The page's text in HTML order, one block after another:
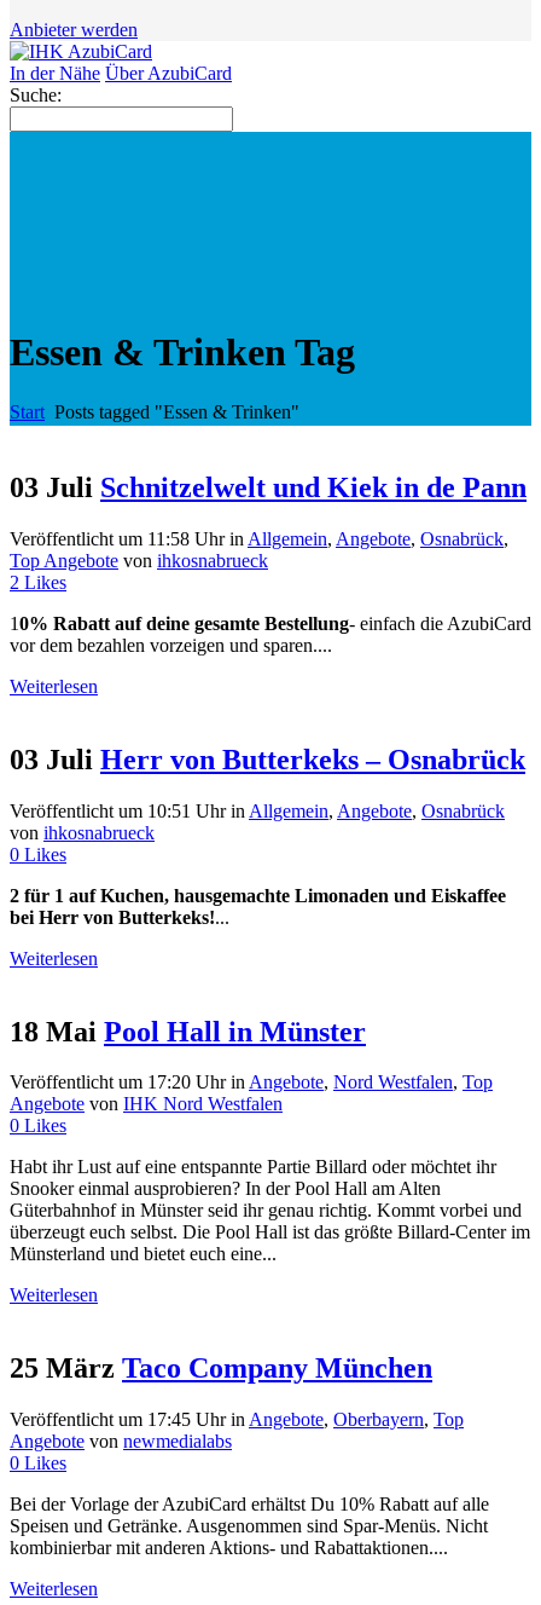
Anbieter werden
In der Nähe Über AzubiCard
Suche:
Essen & Trinken Tag
Start Posts tagged "Essen & Trinken"
03 Juli Schnitzelwelt und Kiek in de Pann
Veröffentlicht um 11:58 Uhrin Allgemein, Angebote, Osnabrück,
Top Angebote von ihkosnabrueck
2 Likes
10% Rabatt auf deine gesamte Bestellung- einfach die AzubiCard
vor dem bezahlen vorzeigen und sparen....
Weiterlesen
03 Juli Herr von Butterkeks – Osnabrück
Veröffentlicht um 10:51 Uhrin Allgemein, Angebote, Osnabrück
von ihkosnabrueck
0 Likes
2 für 1 auf Kuchen, hausgemachte Limonaden und Eiskaffee
bei Herr von Butterkeks!...
Weiterlesen
18 Mai Pool Hall in Münster
Veröffentlicht um 17:20 UhrinAngebote, Nord Westfalen, Top
Angebote von IHK Nord Westfalen
0 Likes
Habt ihr Lust auf eine entspannte Partie Billard oder möchtet ihr
Snooker einmal ausprobieren? In der Pool Hall am Alten
Güterbahnhof in Münster seid ihr genau richtig. Kommt vorbei und
überzeugt euch selbst. Die Pool Hall ist das größte Billard-Center im
Münsterland und bietet euch eine...
Weiterlesen
25 März Taco Company München
Veröffentlicht um 17:45 Uhrin Angebote, Oberbayern, Top
Angebote von newmedialabs
0 Likes
Bei der Vorlage der AzubiCard erhältst Du 10% Rabatt auf alle
Speisen und Getränke. Ausgenommen sind Spar-Menüs. Nicht
kombinierbar mit anderen Aktions- und Rabattaktionen....
Weiterlesen